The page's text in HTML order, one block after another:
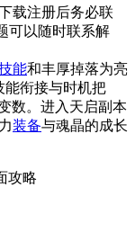
载注册后务必联
可以随时联系解
能和丰厚掉落为亮
能衔接与时机把
数。进入天启副本
装备与魂晶的成长